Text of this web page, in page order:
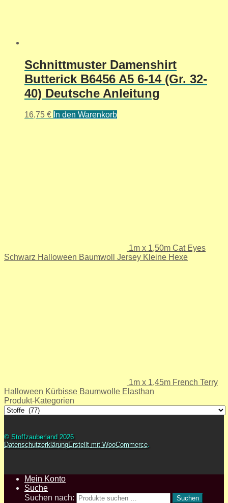
Schnittmuster Damenshirt
Butterick B6456 A5 6-14 (Gr. 32-
40) Deutsche Anleitung
16,75 € In den Warenkorb
1m x 1,50m Cat Eyes
Schwarz Halloween Baumwoll Jersey Kleine Hexe
1m x 1,45m French Terry
Halloween Kürbisse Baumwolle Elasthan
Produkt-Kategorien
© Stoffzauberland 2026
DatenschutzerklärungErstellt mit WooCommerce.
Mein Konto
Suche
Suchen nach:
Suchen